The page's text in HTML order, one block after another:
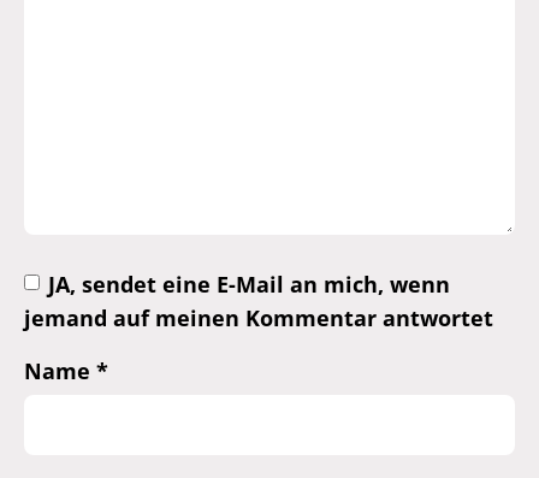
JA, sendet eine E-Mail an mich, wenn
jemand auf meinen Kommentar antwortet
Name *